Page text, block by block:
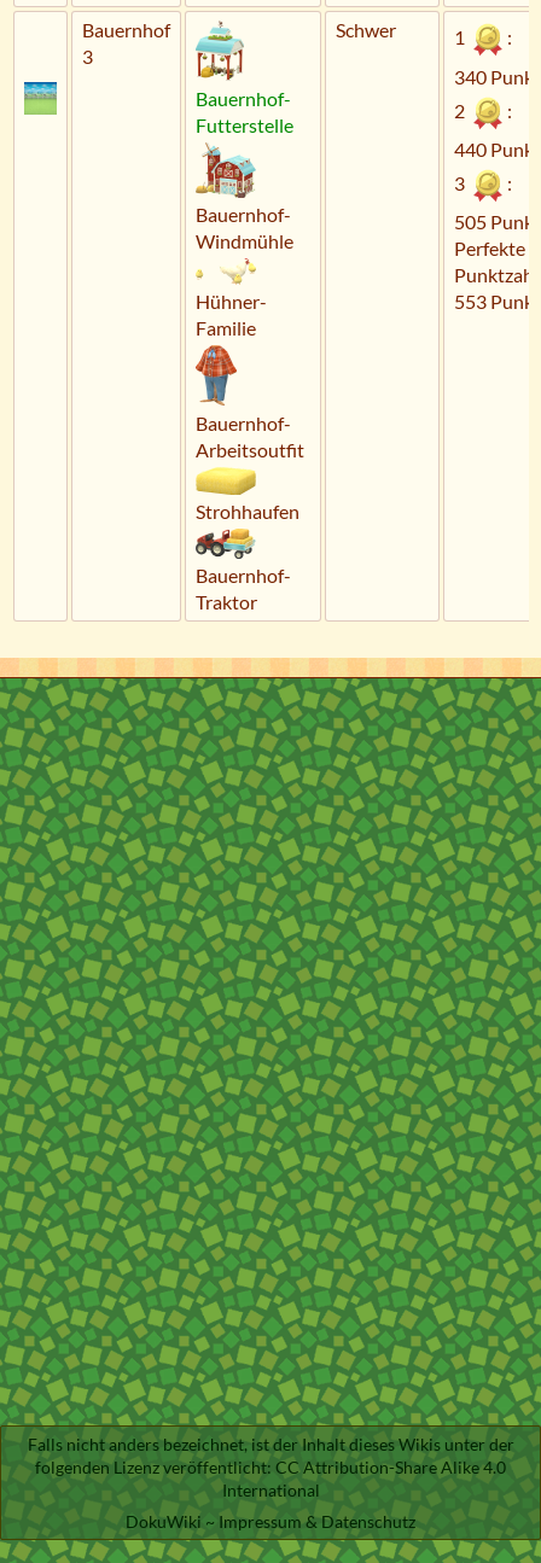
Bauernhof
3
Bauernhof-
Futterstelle
Bauernhof-
Windmühle
Hühner-
Familie
Bauernhof-
Arbeitsoutfit
Strohhaufen
Bauernhof-
Traktor
Schwer 1
:
340
2
:
440
3
:
505
Perfekte
553
Falls nicht anders bezeichnet, ist der Inhalt dieses Wikis unter der
folgenden Lizenz veröffentlicht: CC Attribution-Share Alike 4.0
International
DokuWiki ~ Impressum & Datenschutz